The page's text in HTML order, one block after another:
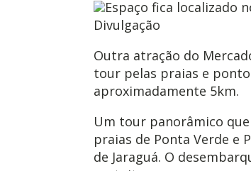
Espaço fica localizado
Divulgação
Outra atração do
tour pelas praias e
aproximadamente 5km.
Um tour panorâmico
praias de Ponta Verde e
de Jaraguá. O